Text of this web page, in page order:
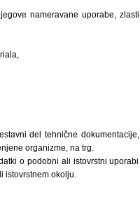
nameravane uporabe, zlasti
del tehnične dokumentacije,
organizme, na trg.
o podobni ali istovrstni uporabi
okolju.